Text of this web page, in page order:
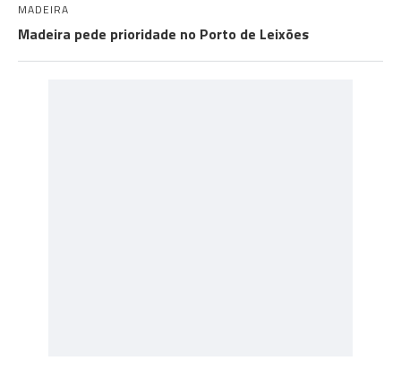
MADEIRA
Madeira pede prioridade no Porto de Leixões